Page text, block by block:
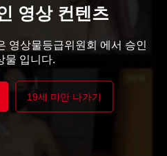
영상 컨텐츠
영상물등급위원회 에서 승인
물 입니다.
19세 미만 나가기